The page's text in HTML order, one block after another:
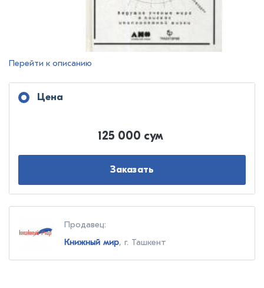
Перейти к описанию
Цена
125 000 сум
Заказать
Продавец:
Книжный мир, г. Ташкент